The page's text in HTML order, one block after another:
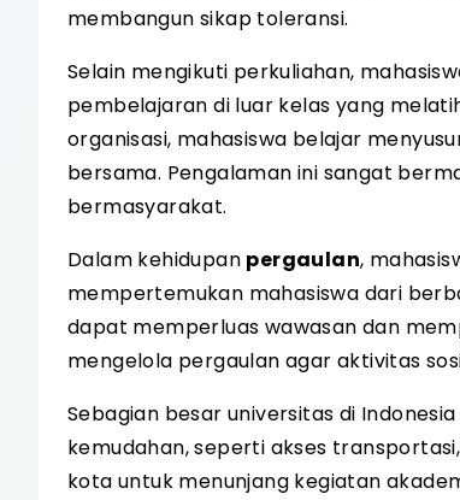
membangun sikap toleransi.
Selain mengikuti perkuliahan,
pembelajaran di luar kelas yang
organisasi, mahasiswa belajar
bersama. Pengalaman ini sangat
bermasyarakat.
Dalam kehidupan pergaulan,
mempertemukan mahasiswa dari
dapat memperluas wawasan dan
mengelola pergaulan agar aktivitas
Sebagian besar universitas di
kemudahan, seperti akses
kota untuk menunjang kegiatan